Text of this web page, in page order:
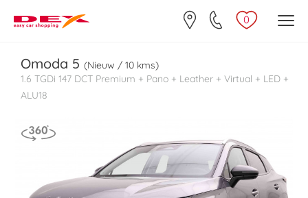
0
Omoda 5 (Nieuw / 10 kms)
1.6 TGDi 147 DCT Premium + Pano + Leather + Virtual + LED +
ALU18